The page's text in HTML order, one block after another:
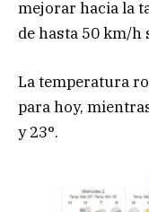
mejorar hacia la
de hasta 50 km/h
La temperatura
para hoy,
y 23°.